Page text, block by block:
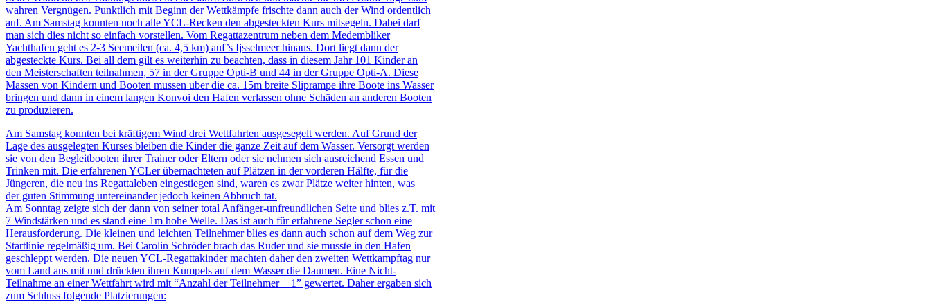
wahren Vergnügen. Punktlich mit Beginn der Wettkämpfe frischte dann auch der Wind ordentlich
auf. Am Samstag konnten noch alle YCL-Recken den abgesteckten Kurs mitsegeln. Dabei darf
man sich dies nicht so einfach vorstellen. Vom Regattazentrum neben dem Medembliker
Yachthafen geht es 2-3 Seemeilen (ca. 4,5 km) auf’s Ijsselmeer hinaus. Dort liegt dann der
abgesteckte Kurs. Bei all dem gilt es weiterhin zu beachten, dass in diesem Jahr 101 Kinder an
den Meisterschaften teilnahmen, 57 in der Gruppe Opti-B und 44 in der Gruppe Opti-A. Diese
Massen von Kindern und Booten mussen uber die ca. 15m breite Sliprampe ihre Boote ins Wasser
bringen und dann in einem langen Konvoi den Hafen verlassen ohne Schäden an anderen Booten
zu produzieren.
Am Samstag konnten bei kräftigem Wind drei Wettfahrten ausgesegelt werden. Auf Grund der
Lage des ausgelegten Kurses bleiben die Kinder die ganze Zeit auf dem Wasser. Versorgt werden
sie von den Begleitbooten ihrer Trainer oder Eltern oder sie nehmen sich ausreichend Essen und
Trinken mit. Die erfahrenen YCLer übernachteten auf Plätzen in der vorderen Hälfte, für die
Jüngeren, die neu ins Regattaleben eingestiegen sind, waren es zwar Plätze weiter hinten, was
der guten Stimmung untereinander jedoch keinen Abbruch tat.
Am Sonntag zeigte sich der dann von seiner total Anfänger-unfreundlichen Seite und blies z.T. mit
7 Windstärken und es stand eine 1m hohe Welle. Das ist auch für erfahrene Segler schon eine
Herausforderung. Die kleinen und leichten Teilnehmer blies es dann auch schon auf dem Weg zur
Startlinie regelmäßig um. Bei Carolin Schröder brach das Ruder und sie musste in den Hafen
geschleppt werden. Die neuen YCL-Regattakinder machten daher den zweiten Wettkampftag nur
vom Land aus mit und drückten ihren Kumpels auf dem Wasser die Daumen. Eine Nicht-
Teilnahme an einer Wettfahrt wird mit “Anzahl der Teilnehmer + 1” gewertet. Daher ergaben sich
zum Schluss folgende Platzierungen: